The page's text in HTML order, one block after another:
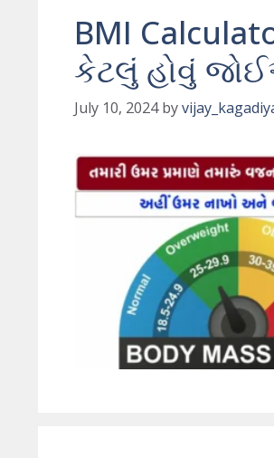
BMI
કેટલું હોવું
July 10, 2024 by